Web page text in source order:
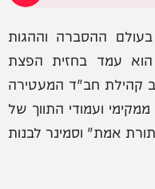
ההסברה וההגות
עמד בחזית הפצת
קהילת חב"ד המעטירה
ועמודי התווך של
אמת" וסמינר לבנות